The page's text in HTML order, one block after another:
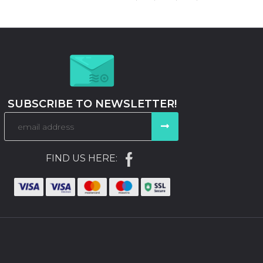
SUBSCRIBE TO NEWSLETTER!
FIND US HERE: